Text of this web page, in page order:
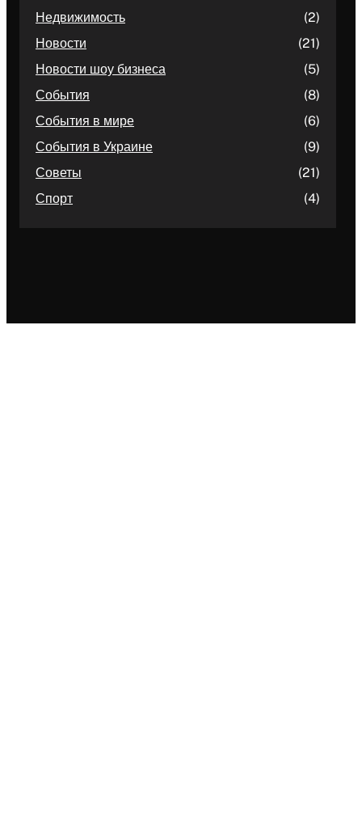
Недвижимость
(2)
Новости
(21)
Новости шоу бизнеса
(5)
События
(8)
События в мире
(6)
События в Украине
(9)
Советы
(21)
Спорт
(4)